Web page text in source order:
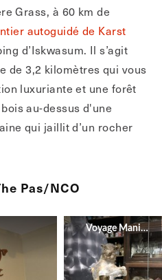
Grass, à 60 km de
autoguidé de Karst
d’Iskwasum. Il s’agit
de 3,2 kilomètres qui vous
luxuriante et une forêt
au-dessus d'une
qui jaillit d’un rocher
Pas/NCO
Voyage Manitoba